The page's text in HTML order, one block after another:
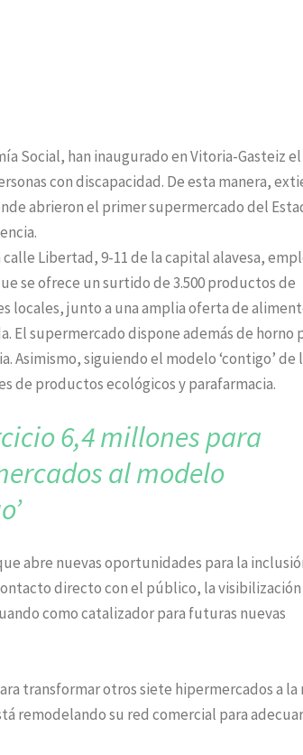
Social, han inaugurado en Vitoria-Gasteiz el
con discapacidad. De esta manera,
abrieron el primer supermercado del
Libertad, 9-11 de la capital alavesa,
se ofrece un surtido de 3.500 productos de
locales, junto a una amplia oferta de
El supermercado dispone además de horno
Asimismo, siguiendo el modelo ‘contigo’ de
de productos ecológicos y parafarmacia.
6,4 millones para
al modelo
abre nuevas oportunidades para la
directo con el público, la visibilización
como catalizador para futuras nuevas
transformar otros siete hipermercados a la
remodelando su red comercial para